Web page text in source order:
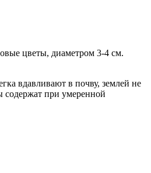
цветы, диаметром 3-4 см.
вдавливают в почву, землей не
содержат при умеренной